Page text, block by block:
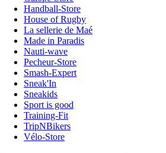
Handball-Store
House of Rugby
La sellerie de Maé
Made in Paradis
Nauti-wave
Pecheur-Store
Smash-Expert
Sneak'In
Sneakids
Sport is good
Training-Fit
TripNBikers
Vélo-Store